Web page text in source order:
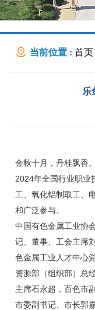
当前位置 : 首页
乐
金秋十月，丹桂飘香
2024年全国行业职业
工、氧化铝制取工、
和广泛参与。
中国有色金属工业协
记、董事、工会主席
色金属工业人才中心
资源部（组织部）总
主席石永超，百色市
市委副书记、市长郭